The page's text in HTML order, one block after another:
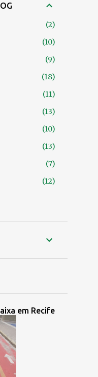
2
10
9
18
11
13
10
13
7
12
em Recife